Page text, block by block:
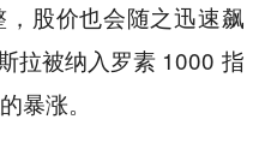
股价也会随之迅速飙
拉被纳入罗素 1000 指
暴涨。